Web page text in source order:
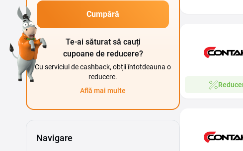
Cumpără
Te-ai săturat să cauți
cupoane de reducere?
Cu serviciul de cashback, obții întotdeauna o
reducere.
Află mai multe
Navigare